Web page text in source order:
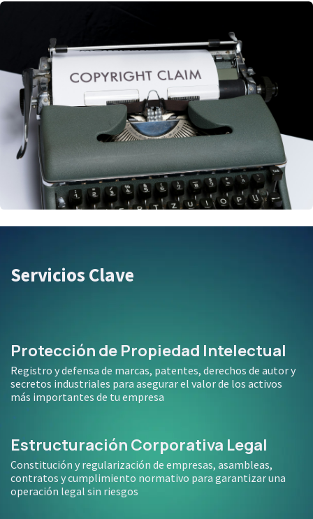
Servicios Clave
Protección de Propiedad Intelectual
Registro y defensa de marcas, patentes, derechos de autor y
secretos industriales para asegurar el valor de los activos
más importantes de tu empresa
Estructuración Corporativa Legal
Constitución y regularización de empresas, asambleas,
contratos y cumplimiento normativo para garantizar una
operación legal sin riesgos